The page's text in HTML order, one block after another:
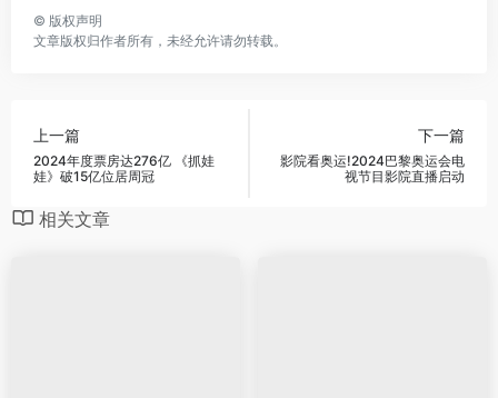
© 版权声明
文章版权归作者所有，未经允许请勿转载。
上一篇
2024年度票房达276亿 《抓娃
娃》破15亿位居周冠
下一篇
影院看奥运!2024巴黎奥运会电
视节目影院直播启动
相关文章